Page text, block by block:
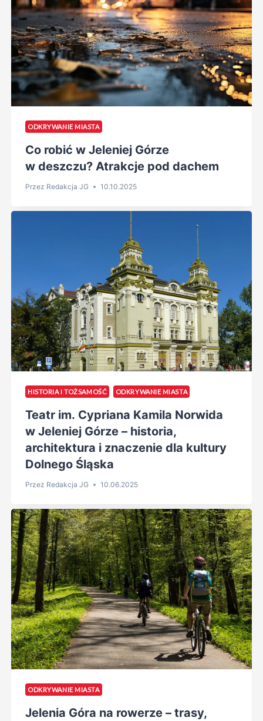
ODKRYWANIE MIASTA
Co robić w Jeleniej Górze
w deszczu? Atrakcje pod dachem
Przez Redakcja JG 10.10.2025
HISTORIA I TOŻSAMOŚĆ ODKRYWANIE MIASTA
Teatr im. Cypriana Kamila Norwida
w Jeleniej Górze – historia,
architektura i znaczenie dla kultury
Dolnego Śląska
Przez Redakcja JG 10.06.2025
ODKRYWANIE MIASTA
Jelenia Góra na rowerze – trasy,